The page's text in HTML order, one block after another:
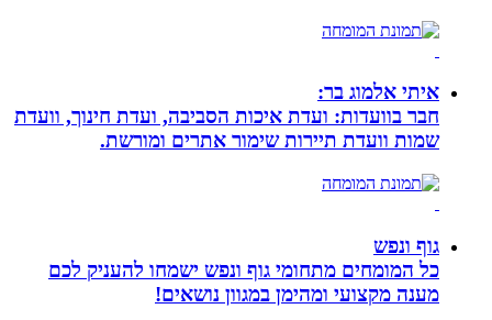
איתי אלמוג בר:
חבר בוועדות: ועדת איכות הסביבה, ועדת חינוך, וועדת
שמות וועדת תיירות שימור אתרים ומורשת.
גוף ונפש
כל המומחים מתחומי גוף ונפש ישמחו להעניק לכם
מענה מקצועי ומהימן במגוון נושאים!